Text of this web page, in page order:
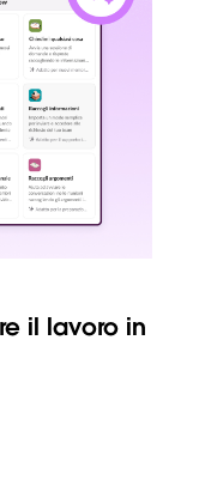
il lavoro in